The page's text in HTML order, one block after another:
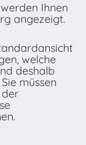
Ihnen
angezeigt.
welche
deshalb
müssen